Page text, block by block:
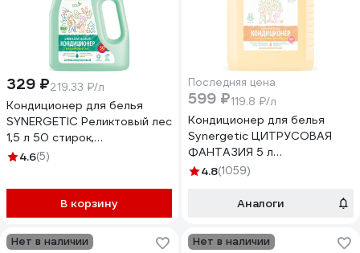
329 ₽219.33 ₽/л
Кондиционер для белья
SYNERGETIC Реликтовый лес
1,5 л 50 стирок,
гипоаллергенный,
4.6(5)
В корзину
Последняя цена
599 ₽119.8 ₽/л
Кондиционер для белья
Synergetic ЦИТРУСОВАЯ
ФАНТАЗИЯ 5 л
4623722341273 110505
4.8(1059)
Аналоги
Нет в наличии Нет в наличии